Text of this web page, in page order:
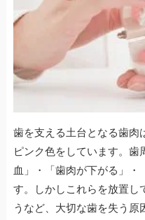
歯を支える土台となる歯肉
ピンク色をしています。歯
血」・「歯肉が下がる」・
す。しかしこれらを放置し
うなど、大切な歯を失う原